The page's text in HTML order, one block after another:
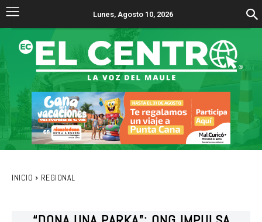
Lunes, Agosto 10, 2026
INICIO REGIONAL